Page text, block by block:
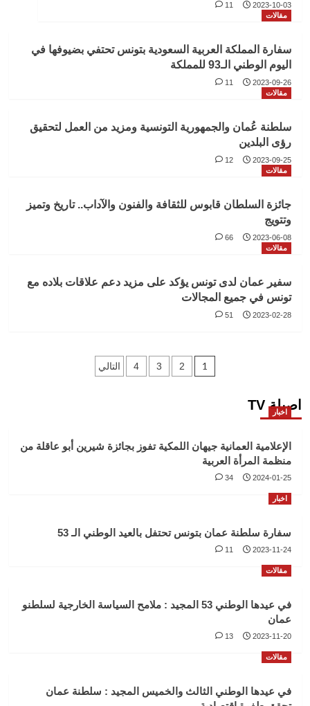
2023-10-03
11
مقالات
سفارة المملكة العربية السعودية بتونس تحتفي بضيوفها في
اليوم الوطني الـ93 للمملكة
2023-09-26
11
مقالات
سلطنة عُمان والجمهورية التونسية ومزيد من العمل لتحقيق
رؤى البلدين
2023-09-25
12
مقالات
جائزة السلطان قابوس للثقافة والفنون والآداب.. تاريخ وتميز
وتتويج
2023-06-08
66
مقالات
سفير عمان لدى تونس يؤكد على مزيد دعم علاقات بلاده مع
تونس في جميع المجالات
2023-02-28
51
Posts
1
2
3
4 التالي
اصيلة TV
اخبار
الإعلامية العمانية جيهان اللمكية تفوز بجائزة شيرين أبو عاقلة من
منظمة المرأة العربية
2024-01-25
34
اخبار
سفارة سلطنة عمان بتونس تحتفل بالعيد الوطني الـ 53
2023-11-24
11
مقالات
في عيدها الوطني 53 المجيد : ملامح السياسة الخارجية لسلطنو
عمان
2023-11-20
13
مقالات
في عيدها الوطني الثالث والخميس المجيد : سلطنة عمان